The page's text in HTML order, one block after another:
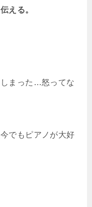
える。
しまった…怒ってな
でもピアノが大好